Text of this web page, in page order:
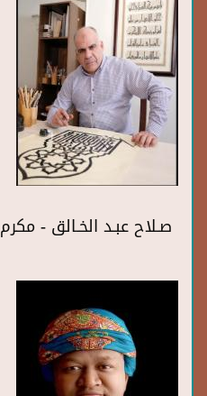
صـلاح عبـد الخـالق - مكرم